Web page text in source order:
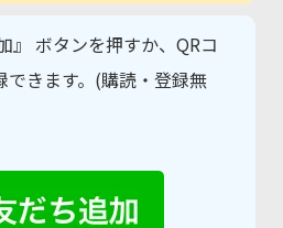
』 ボタンを押すか、QRコ
できます。(購読・登録無